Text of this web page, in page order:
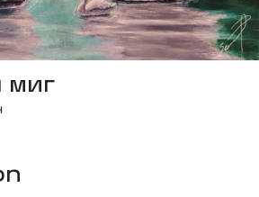
миг